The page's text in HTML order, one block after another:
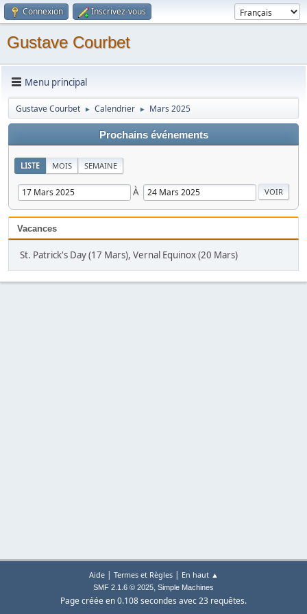
Connexion Inscrivez-vous
Gustave Courbet
Menu principal
Gustave Courbet ► Calendrier ► Mars 2025
Prochains événements
LISTE MOIS SEMAINE
À
Vacances
St. Patrick's Day (17 Mars), Vernal Equinox (20 Mars)
Aide| Termes et Règles| En haut ▲
SMF 2.1.6 © 2025, Simple Machines
Page créée en 0.108 secondes avec 23 requêtes.